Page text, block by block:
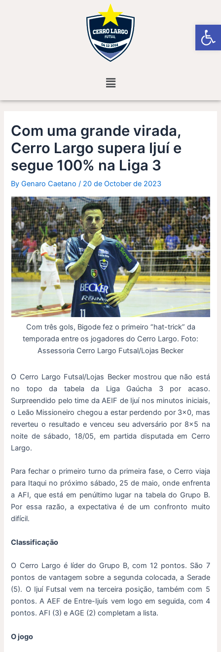
Menu
Com uma grande virada,
Cerro Largo supera Ijuí e
segue 100% na Liga 3
ByGenaro Caetano/ 20 de October de 2023
Com três gols, Bigode fez o primeiro “hat-trick” da
temporada entre os jogadores do Cerro Largo. Foto:
Assessoria Cerro Largo Futsal/Lojas Becker
O Cerro Largo Futsal/Lojas Becker mostrou que não está
no topo da tabela da Liga Gaúcha 3 por acaso.
Surpreendido pelo time da AEIF de Ijuí nos minutos iniciais,
o Leão Missioneiro chegou a estar perdendo por 3×0, mas
reverteu o resultado e venceu seu adversário por 8×5 na
noite de sábado, 18/05, em partida disputada em Cerro
Largo.
Para fechar o primeiro turno da primeira fase, o Cerro viaja
para Itaqui no próximo sábado, 25 de maio, onde enfrenta
a AFI, que está em penúltimo lugar na tabela do Grupo B.
Por essa razão, a expectativa é de um confronto muito
difícil.
Classificação
O Cerro Largo é líder do Grupo B, com 12 pontos. São 7
pontos de vantagem sobre a segunda colocada, a Serade
(5). O Ijuí Futsal vem na terceira posição, também com 5
pontos. A AEF de Entre-Ijuís vem logo em seguida, com 4
pontos. AFI (3) e AGE (2) completam a lista.
O jogo